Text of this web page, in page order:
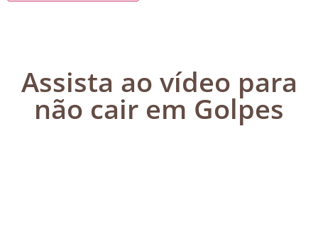
Assista ao vídeo para
não cair em Golpes